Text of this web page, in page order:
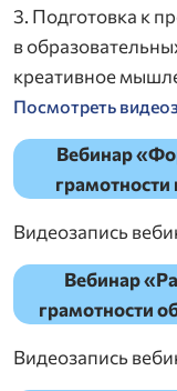
3. Подготовка к
в
креативное
Посмотреть
Вебинар
грамотности
Видеозапись
Вебинар
грамотности
Видеозапись